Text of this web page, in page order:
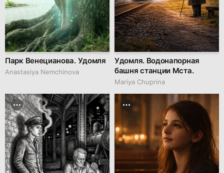
Парк Венецианова. Удомля
Anastasiya Nemchinova
Удомля. Водонапорная
башня станции Мста.
Mariya Chuprina